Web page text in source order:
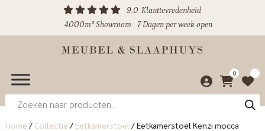
9.0 Klanttevredenheid
4000m² Showroom
7 Dagen per week open
0
Producten
zoeken
Home / Collectie / Eetkamerstoel /Eetkamerstoel Kenzi mocca